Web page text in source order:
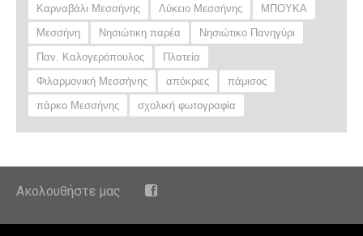
Καρναβάλι Μεσσήνης
Λύκειο Μεσσήνης
ΜΠΟΥΚΑ
Μεσσήνη
Νησιώτικη παρέα
Νησιώτικο Πανηγύρι
Παν. Καλογερόπουλος
Πλατεία
Φιλαρμονική Μεσσήνης
απόκριες
πάμισος
πάρκο Μεσσήνης
σχολική φωτογραφία
Ακολουθήστε μας